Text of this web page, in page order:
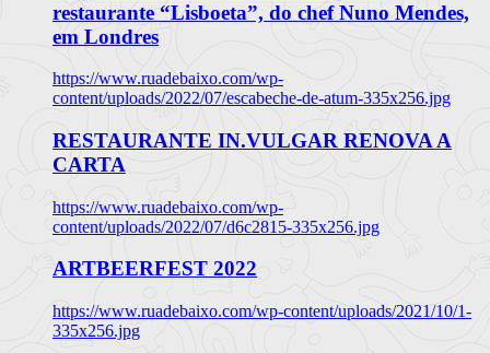
restaurante “Lisboeta”, do chef Nuno Mendes,
em Londres
https://www.ruadebaixo.com/wp-
content/uploads/2022/07/escabeche-de-atum-335x256.jpg
RESTAURANTE IN.VULGAR RENOVA A
CARTA
https://www.ruadebaixo.com/wp-
content/uploads/2022/07/d6c2815-335x256.jpg
ARTBEERFEST 2022
https://www.ruadebaixo.com/wp-content/uploads/2021/10/1-
335x256.jpg